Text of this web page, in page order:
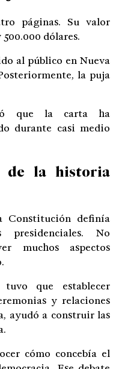
páginas. Su valor
dólares.
al público en Nueva
la puja
que la carta ha
durante casi medio
de la historia
Constitución definía
presidenciales. No
muchos aspectos
que establecer
y relaciones
ayudó a construir las
cómo concebía el